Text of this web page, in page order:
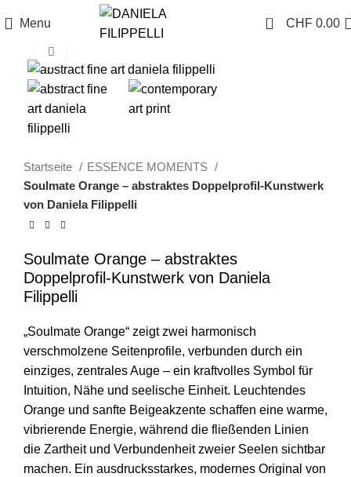
Menu 0 CHF 0.00
Startseite
ESSENCE MOMENTS
Soulmate Orange – abstraktes Doppelprofil-Kunstwerk
von Daniela Filippelli
Soulmate Orange – abstraktes
Doppelprofil-Kunstwerk von Daniela
Filippelli
„Soulmate Orange“ zeigt zwei harmonisch
verschmolzene Seitenprofile, verbunden durch ein
einziges, zentrales Auge – ein kraftvolles Symbol für
Intuition, Nähe und seelische Einheit. Leuchtendes
Orange und sanfte Beigeakzente schaffen eine warme,
vibrierende Energie, während die fließenden Linien
die Zartheit und Verbundenheit zweier Seelen sichtbar
machen. Ein ausdrucksstarkes, modernes Original von